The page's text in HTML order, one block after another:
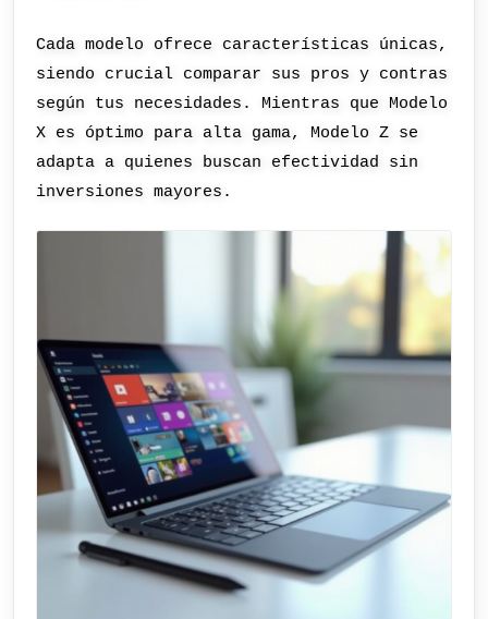
Cada modelo ofrece características únicas,
siendo crucial comparar sus pros y contras
según tus necesidades. Mientras que Modelo
X es óptimo para alta gama, Modelo Z se
adapta a quienes buscan efectividad sin
inversiones mayores.